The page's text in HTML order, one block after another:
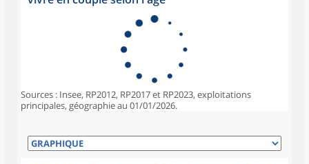
Sources : Insee, RP2012, RP2017 et RP2023, exploitations
principales, géographie au 01/01/2026.